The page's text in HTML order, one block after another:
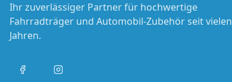
Ihr zuverlässiger Partner für hochwertige
Fahrradträger und Automobil-Zubehör seit vielen
Jahren.